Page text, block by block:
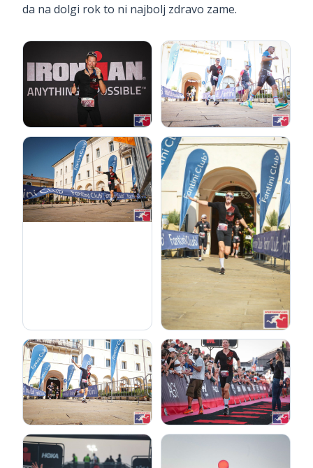
da na dolgi rok to ni najbolj zdravo zame.